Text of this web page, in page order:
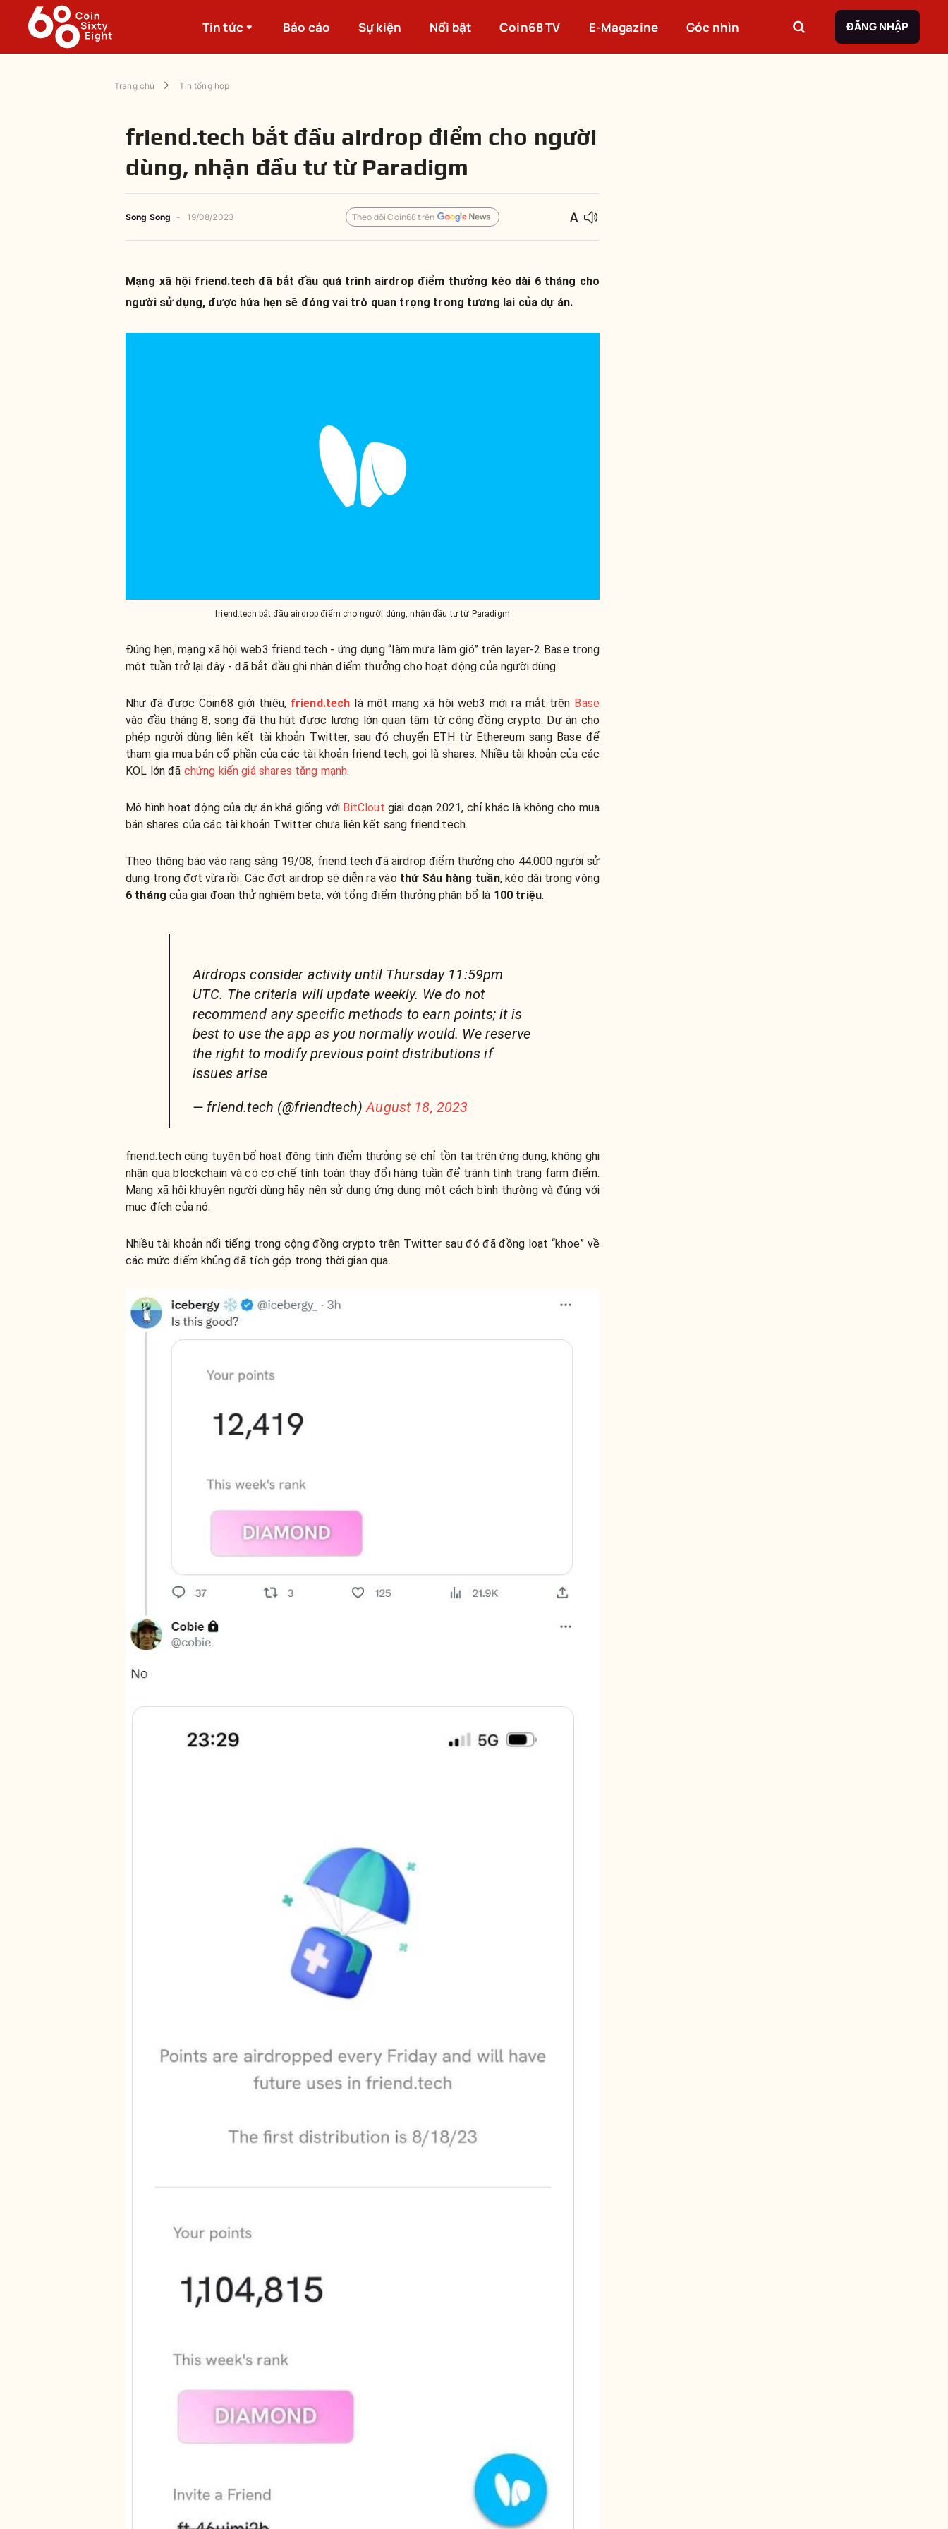
Tin tức Báo cáo Sự kiện Nổi bật Coin68 TV E-Magazine Góc nhìn ĐĂNG NHẬP
Trang chủ Tin tổng hợp
friend.tech bắt đầu airdrop điểm cho người
dùng, nhận đầu tư từ Paradigm
Song Song - 19/08/2023 Theo dõi Coin68 trên
Mạng xã hội friend.tech đã bắt đầu quá trình airdrop điểm thưởng kéo dài 6 tháng cho
người sử dụng, được hứa hẹn sẽ đóng vai trò quan trọng trong tương lai của dự án.
friend.tech bắt đầu airdrop điểm cho người dùng, nhận đầu tư từ Paradigm
Đúng hẹn, mạng xã hội web3 friend.tech - ứng dụng “làm mưa làm gió” trên layer-2 Base trong
một tuần trở lại đây - đã bắt đầu ghi nhận điểm thưởng cho hoạt động của người dùng.
Như đã được Coin68 giới thiệu, friend.tech là một mạng xã hội web3 mới ra mắt trên Base
vào đầu tháng 8, song đã thu hút được lượng lớn quan tâm từ cộng đồng crypto. Dự án cho
phép người dùng liên kết tài khoản Twitter, sau đó chuyển ETH từ Ethereum sang Base để
tham gia mua bán cổ phần của các tài khoản friend.tech, gọi là shares. Nhiều tài khoản của các
KOL lớn đã chứng kiến giá shares tăng mạnh.
Mô hình hoạt động của dự án khá giống với BitClout giai đoạn 2021, chỉ khác là không cho mua
bán shares của các tài khoản Twitter chưa liên kết sang friend.tech.
Theo thông báo vào rạng sáng 19/08, friend.tech đã airdrop điểm thưởng cho 44.000 người sử
dụng trong đợt vừa rồi. Các đợt airdrop sẽ diễn ra vào thứ Sáu hàng tuần, kéo dài trong vòng
6 tháng của giai đoạn thử nghiệm beta, với tổng điểm thưởng phân bổ là 100 triệu.
Airdrops consider activity until Thursday 11:59pm
UTC. The criteria will update weekly. We do not
recommend any specific methods to earn points; it is
best to use the app as you normally would. We reserve
the right to modify previous point distributions if
issues arise
— friend.tech (@friendtech)August 18, 2023
friend.tech cũng tuyên bố hoạt động tính điểm thưởng sẽ chỉ tồn tại trên ứng dụng, không ghi
nhận qua blockchain và có cơ chế tính toán thay đổi hàng tuần để tránh tình trạng farm điểm.
Mạng xã hội khuyên người dùng hãy nên sử dụng ứng dụng một cách bình thường và đúng với
mục đích của nó.
Nhiều tài khoản nổi tiếng trong cộng đồng crypto trên Twitter sau đó đã đồng loạt “khoe” về
các mức điểm khủng đã tích góp trong thời gian qua.